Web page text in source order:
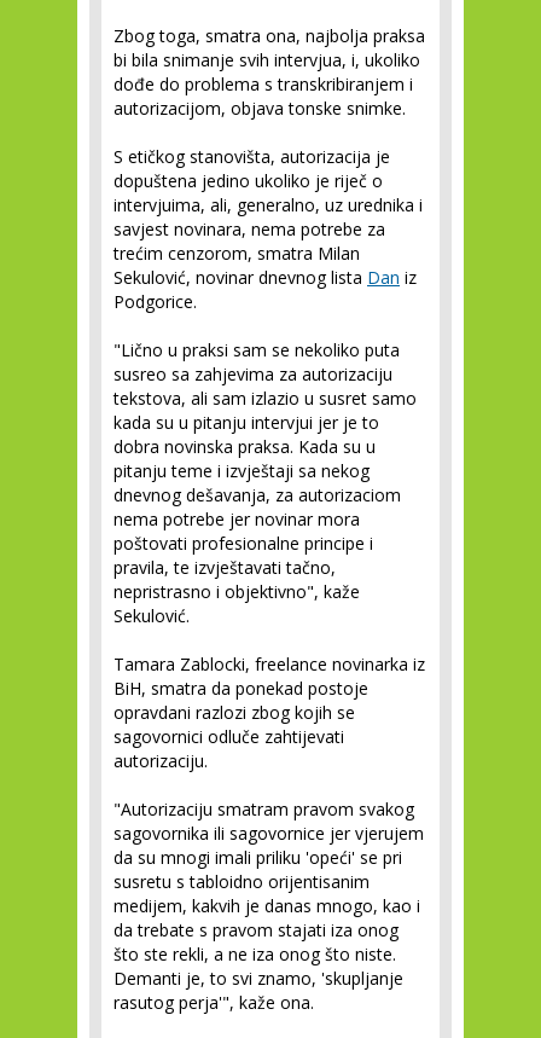
Zbog toga, smatra ona, najbolja praksa
bi bila snimanje svih intervjua, i, ukoliko
dođe do problema s transkribiranjem i
autorizacijom, objava tonske snimke.
S etičkog stanovišta, autorizacija je
dopuštena jedino ukoliko je riječ o
intervjuima, ali, generalno, uz urednika i
savjest novinara, nema potrebe za
trećim cenzorom, smatra Milan
Sekulović, novinar dnevnog lista Dan iz
Podgorice.
"Lično u praksi sam se nekoliko puta
susreo sa zahjevima za autorizaciju
tekstova, ali sam izlazio u susret samo
kada su u pitanju intervjui jer je to
dobra novinska praksa. Kada su u
pitanju teme i izvještaji sa nekog
dnevnog dešavanja, za autorizaciom
nema potrebe jer novinar mora
poštovati profesionalne principe i
pravila, te izvještavati tačno,
nepristrasno i objektivno", kaže
Sekulović.
Tamara Zablocki, freelance novinarka iz
BiH, smatra da ponekad postoje
opravdani razlozi zbog kojih se
sagovornici odluče zahtijevati
autorizaciju.
"Autorizaciju smatram pravom svakog
sagovornika ili sagovornice jer vjerujem
da su mnogi imali priliku 'opeći' se pri
susretu s tabloidno orijentisanim
medijem, kakvih je danas mnogo, kao i
da trebate s pravom stajati iza onog
što ste rekli, a ne iza onog što niste.
Demanti je, to svi znamo, 'skupljanje
rasutog perja'", kaže ona.